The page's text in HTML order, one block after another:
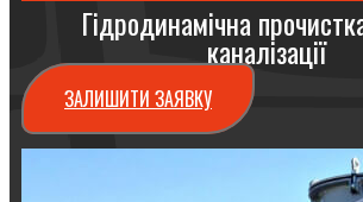
Гідродинамічна
каналізації
ЗАЛИШИТИ ЗАЯВКУ